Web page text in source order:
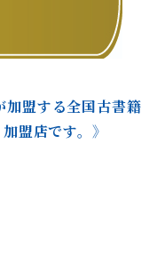
加盟する全国古書籍
盟店です。》